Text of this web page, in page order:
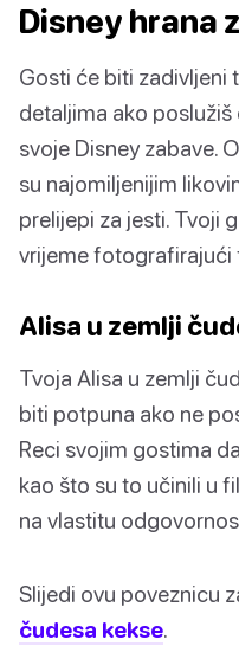
Disney hrana
Gosti će biti zadivljeni
detaljima ako
svoje Disney zabave.
su najomiljenijim
prelijepi za jesti. Tvoji
vrijeme fotografirajući
Alisa u zemlji
Tvoja Alisa u zemlji
biti potpuna ako ne
Reci svojim gostima
kao što su to učinili u
na vlastitu
Slijedi ovu poveznicu
čudesa kekse.